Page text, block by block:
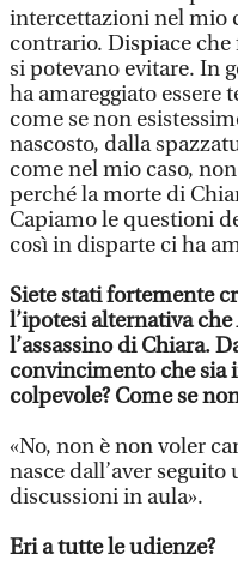
intercettazioni nel mio
contrario. Dispiace
si potevano evitare. In
ha amareggiato essere
come se non
nascosto, dalla
come nel mio caso,
perché la morte di
Capiamo le questioni
così in disparte ci ha
Siete stati fortemente
l’ipotesi alternativa che
l’assassino di Chiara.
convincimento che sia
colpevole? Come se
«No, non è non voler
nasce dall’aver seguito
discussioni in aula».
Eri a tutte le udienze?